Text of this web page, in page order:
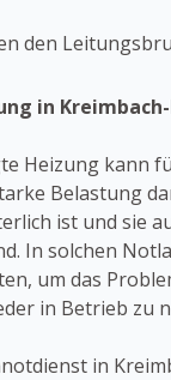
den
in
Heizung kann
Belastung
ist und sie
In solchen
um das
in Betrieb zu
in